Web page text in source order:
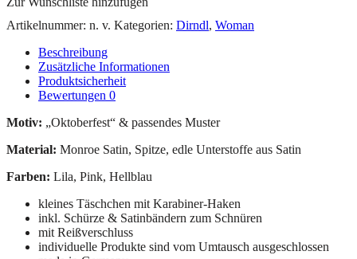
Artikelnummer: n. v. Kategorien: Dirndl, Woman
Beschreibung
Zusätzliche Informationen
Produktsicherheit
Bewertungen 0
Motiv: „Oktoberfest“ & passendes Muster
Material: Monroe Satin, Spitze, edle Unterstoffe aus Satin
Farben: Lila, Pink, Hellblau
kleines Täschchen mit Karabiner-Haken
inkl. Schürze & Satinbändern zum Schnüren
mit Reißverschluss
individuelle Produkte sind vom Umtausch ausgeschlossen